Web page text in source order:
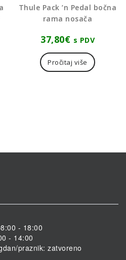
Thule Pack ’n Pedal bočna
rama nosača
37,80€ s PDV
Pročitaj više
- 18:00
- 14:00
praznik: zatvoreno